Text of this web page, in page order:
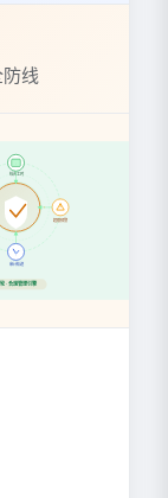
线
综合工时
超限预警
审计轨迹
· 合规管理引擎